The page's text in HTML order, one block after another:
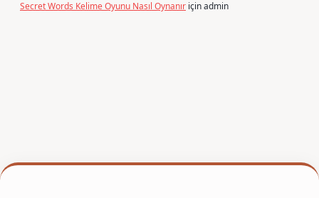
Secret Words Kelime Oyunu Nasıl Oynanır içinadmin